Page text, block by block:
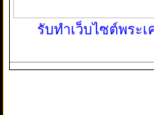
รับทำเว็บไซต์พระเ